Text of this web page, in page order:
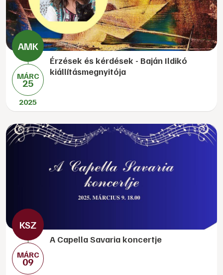
MÁRC
25
2025
Érzések és kérdések - Baján Ildikó
kiállításmegnyitója
MÁRC
09
A Capella Savaria koncertje